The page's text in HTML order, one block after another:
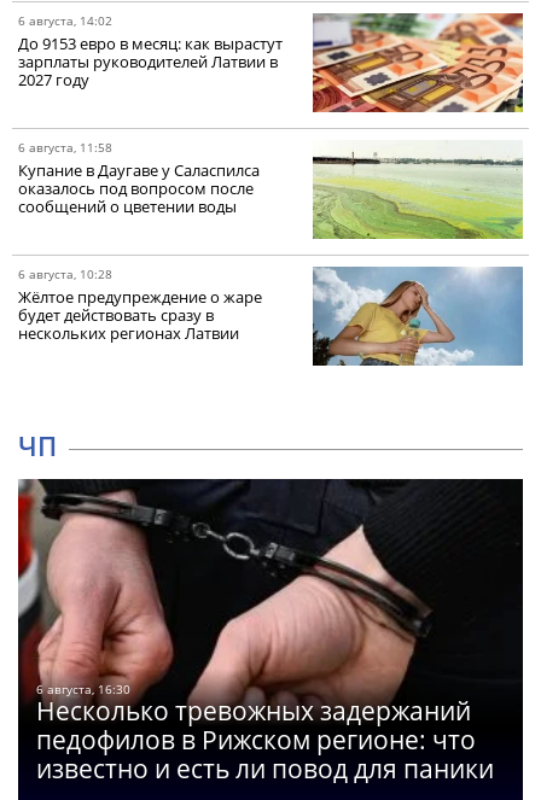
6 августа, 14:02
До 9153 евро в месяц: как вырастут
зарплаты руководителей Латвии в
2027 году
6 августа, 11:58
Купание в Даугаве у Саласпилса
оказалось под вопросом после
сообщений о цветении воды
6 августа, 10:28
Жёлтое предупреждение о жаре
будет действовать сразу в
нескольких регионах Латвии
ЧП
6 августа, 16:30
Несколько тревожных задержаний
педофилов в Рижском регионе: что
известно и есть ли повод для паники